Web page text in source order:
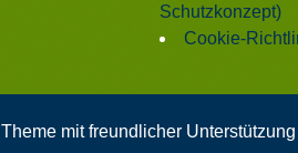
Schutzkonzept)
Cookie-
Theme mit freundlicher Unterstützung